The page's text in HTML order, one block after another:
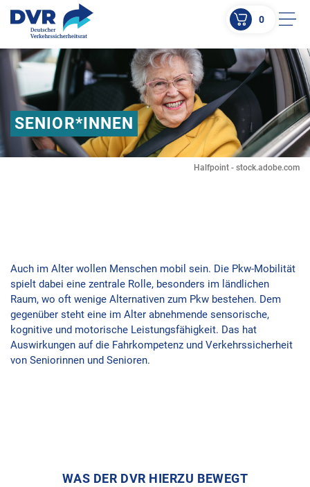
ZUM HAUPTINHALT SPRINGEN
ZUR SUCHE SPRINGEN
0
Halfpoint - stock.adobe.com
SENIOR*INNEN
Auch im Alter wollen Menschen mobil sein. Die Pkw-Mobilität
spielt dabei eine zentrale Rolle, besonders im ländlichen
Raum, wo oft wenige Alternativen zum Pkw bestehen. Dem
gegenüber steht eine im Alter abnehmende sensorische,
kognitive und motorische Leistungsfähigkeit. Das hat
Auswirkungen auf die Fahrkompetenz und Verkehrssicherheit
von Seniorinnen und Senioren.
WAS DER DVR HIERZU BEWEGT